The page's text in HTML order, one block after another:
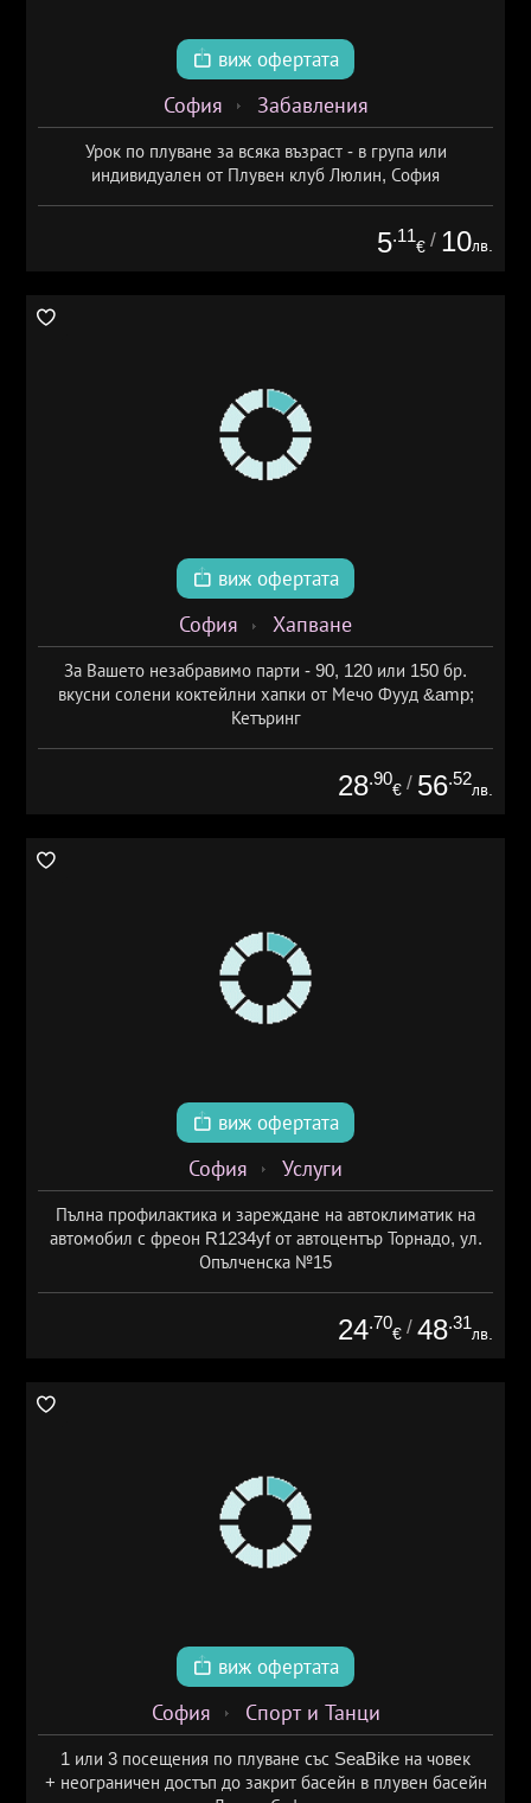
виж офертата
София Забавления
Урок по плуване за всяка възраст - в група или
индивидуален от Плувен клуб Люлин, София
5.11
€ / 10лв.
виж офертата
София Хапване
За Вашето незабравимо парти - 90, 120 или 150 бр.
вкусни солени коктейлни хапки от Мечо Фууд &amp;
Кетъринг
28.90
€ / 56.52
лв.
виж офертата
София Услуги
Пълна профилактика и зареждане на автоклиматик на
автомобил с фреон R1234yf от автоцентър Торнадо, ул.
Опълченска №15
24.70
€ / 48.31
лв.
виж офертата
София Спорт и Танци
1 или 3 посещения по плуване със SeaBike на човек
+ неограничен достъп до закрит басейн в плувен басейн